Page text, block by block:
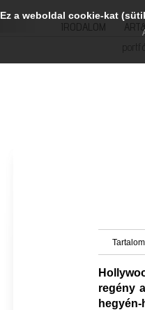
IRODALOM
regény
Ez a weboldal cookie-kat